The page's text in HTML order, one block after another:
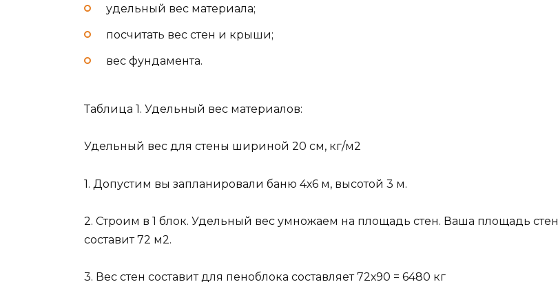
удельный вес материала;
посчитать вес стен и крыши;
вес фундамента.
Таблица 1. Удельный вес материалов:
Удельный вес для стены шириной 20 см, кг/м2
1. Допустим вы запланировали баню 4х6 м, высотой 3 м.
2. Строим в 1 блок. Удельный вес умножаем на площадь стен. Ваша площадь стен
составит 72 м2.
3. Вес стен составит для пеноблока составляет 72х90 = 6480 кг